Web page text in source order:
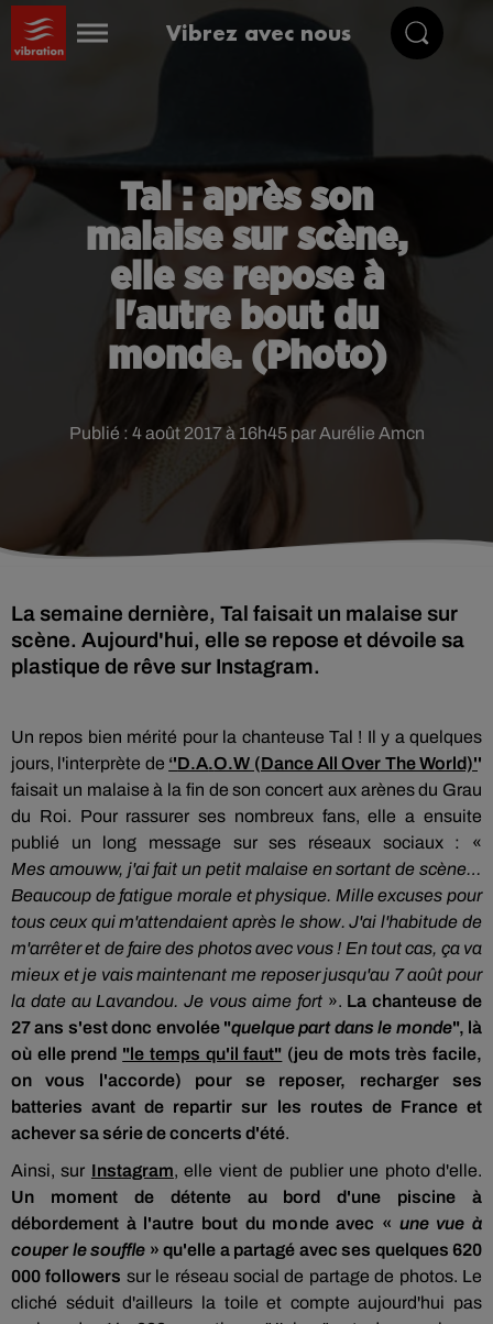
Vibrez avec nous
Tal : après son
malaise sur scène,
elle se repose à
l'autre bout du
monde. (Photo)
Publié : 4 août 2017 à 16h45 par Aurélie Amcn
La semaine dernière, Tal faisait un malaise sur
scène. Aujourd'hui, elle se repose et dévoile sa
plastique de rêve sur Instagram.
Un repos bien mérité pour la chanteuse Tal ! Il y a quelques
jours, l'interprète de ‘'D.A.O.W (Dance All Over The World)''
faisait un malaise à la fin de son concert aux arènes du Grau
du Roi. Pour rassurer ses nombreuxfans, elle a ensuite
publié un long message sur ses réseaux sociaux : «
Mes amouww, j'ai fait un petit malaise en sortant de scène…
Beaucoup de fatigue morale et physique. Mille excuses pour
tous ceux qui m'attendaient après le show. J'ai l'habitude de
m'arrêter et de faire des photos avec vous ! En tout cas, ça va
mieux et je vais maintenant me reposer jusqu'au 7 août pour
la date au Lavandou. Je vous aime fort». La chanteuse de
27 ans s'est donc envolée "quelque part dans le monde", là
où elle prend "le temps qu'il faut" (jeu de mots très facile,
on vous l'accorde) pour se reposer, recharger ses
batteries avant de repartir sur les routes de France et
achever sa série de concerts d'été.
Ainsi, sur Instagram, elle vient de publier une photo d'elle.
Un moment de détente au bord d'une piscine à
débordement à l'autre bout du monde avec « une vue à
couper le souffle » qu'elle a partagé avec ses quelques 620
000followers sur le réseau social de partage de photos. Le
cliché séduit d'ailleurs la toile et compte aujourd'hui pas